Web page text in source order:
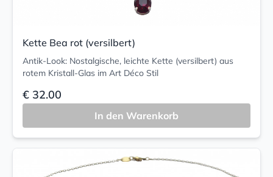
Kette Bea rot (versilbert)
Antik-Look: Nostalgische, leichte Kette (versilbert) aus
rotem Kristall-Glas im Art Déco Stil
€ 32.00
In den Warenkorb